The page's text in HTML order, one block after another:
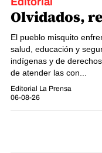
Olvidados,
El pueblo misquito
salud, educación y
indígenas y de
de atender las con...
Editorial La Prensa
06-08-26